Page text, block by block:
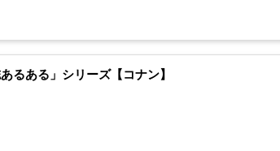
るある」シリーズ【コナン】